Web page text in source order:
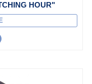
HOUR"